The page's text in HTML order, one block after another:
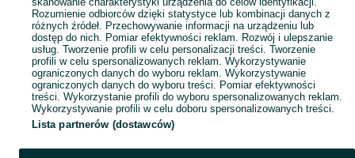
Rozumienie odbiorców dzięki statystyce lub kombinacji danych z
różnych źródeł. Przechowywanie informacji na urządzeniu lub
dostęp do nich. Pomiar efektywności reklam. Rozwój i ulepszanie
usług. Tworzenie profili w celu personalizacji treści. Tworzenie
profili w celu spersonalizowanych reklam. Wykorzystywanie
ograniczonych danych do wyboru reklam. Wykorzystywanie
ograniczonych danych do wyboru treści. Pomiar efektywności
treści. Wykorzystanie profili do wyboru spersonalizowanych reklam.
Wykorzystywanie profili w celu doboru spersonalizowanych treści.
Lista partnerów (dostawców)